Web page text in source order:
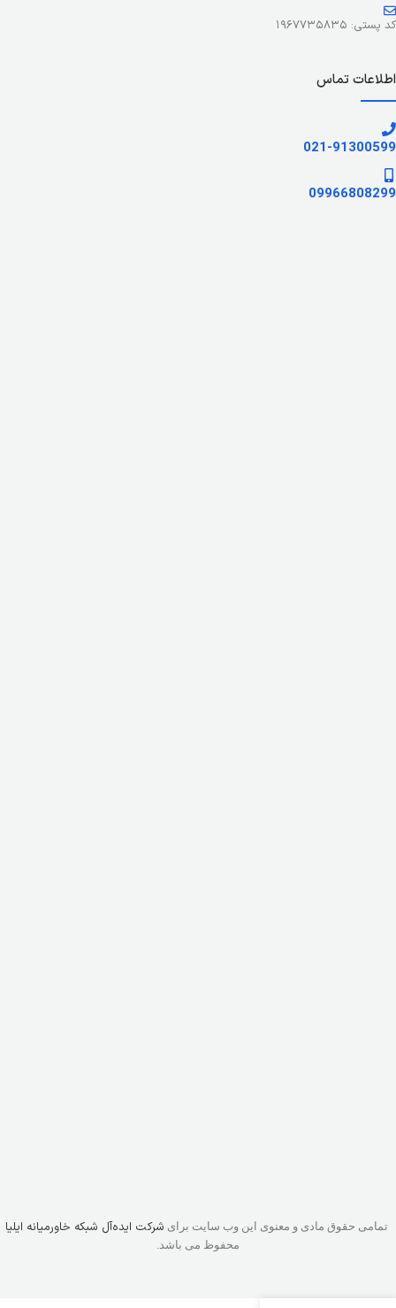
کد پستی: ۱۹۶۷۷۳۵۸۳۵
اطلاعات تماس
021-91300599
09966808299
تمامی حقوق مادی و معنوی این وب سایت برای شرکت ایده‌آل شبکه خاورمیانه ایلیا
محفوظ می باشد.